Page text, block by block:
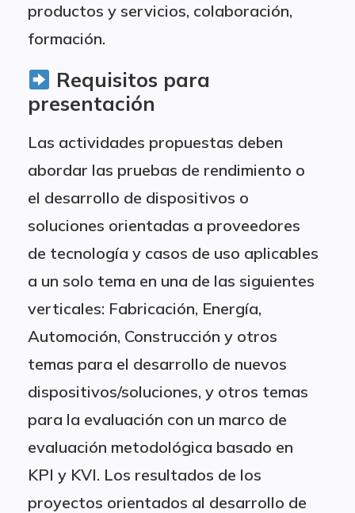
productos y servicios, colaboración,
formación.
Requisitos para
presentación
Las actividades propuestas deben
abordar las pruebas de rendimiento o
el desarrollo de dispositivos o
soluciones orientadas a proveedores
de tecnología y casos de uso aplicables
a un solo tema en una de las siguientes
verticales: Fabricación, Energía,
Automoción, Construcción y otros
temas para el desarrollo de nuevos
dispositivos/soluciones, y otros temas
para la evaluación con un marco de
evaluación metodológica basado en
KPI y KVI. Los resultados de los
proyectos orientados al desarrollo de